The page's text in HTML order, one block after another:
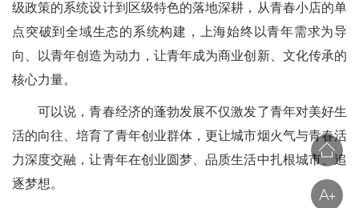
级政策的系统设计到区级特色的落地深耕，从青春小店的单
点突破到全域生态的系统构建，上海始终以青年需求为导
向、以青年创造为动力，让青年成为商业创新、文化传承的
核心力量。
可以说，青春经济的蓬勃发展不仅激发了青年对美好生
活的向往、培育了青年创业群体，更让城市烟火气与青春活
力深度交融，让青年在创业圆梦、品质生活中扎根城市、追
逐梦想。